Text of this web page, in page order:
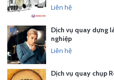
Liên hệ
Dịch vụ quay dựng
nghiệp
Liên hệ
Dịch vụ quay chụp